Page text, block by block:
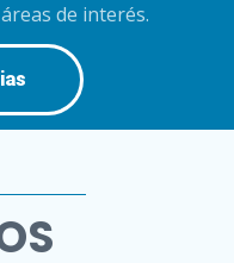
de interés.